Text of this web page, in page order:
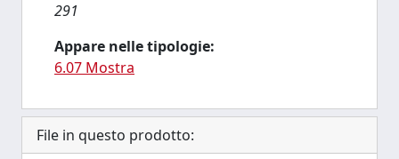
291
Appare nelle tipologie:
6.07 Mostra
File in questo prodotto: